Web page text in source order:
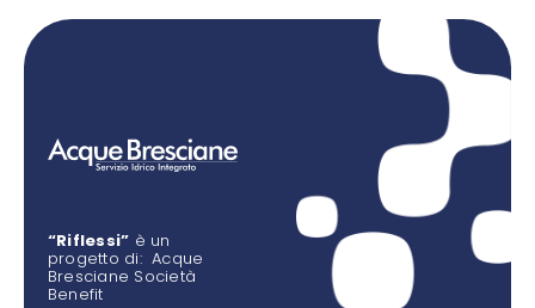
“Riflessi” è un
progetto di: Acque
Bresciane Società
Benefit